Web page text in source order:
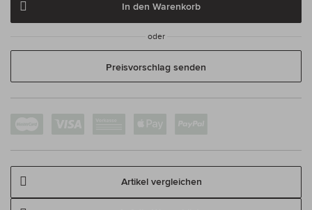
In den Warenkorb
oder
Preisvorschlag senden
Artikel vergleichen